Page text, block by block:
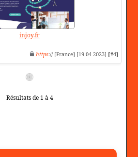
injoy.fr
https:// [France] [19-04-2023] [#4]
Résultats de 1 à 4